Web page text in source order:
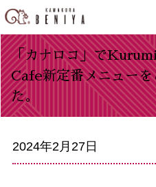
「カナロコ」で
Cafe新定番メニュー
た。
2024年2月27日